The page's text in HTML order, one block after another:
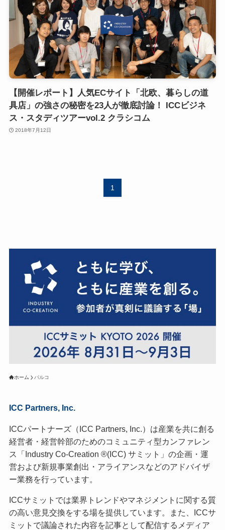
【開催レポート】人気ECサイト「北欧、暮らしの道
具店」の強さの秘密を23人が徹底討論！ ICCビジネ
ス・スタディツアーvol.2 クラシコム
2018年7月12日
1
ホーム パルコ
ICC Partners, Inc.
ICCパートナーズ（ICC Partners, Inc.）は産業を共に創る
経営者・経営幹部のためのコミュニティ型カンファレン
ス「Industry Co-Creation ®(ICC) サミット」の企画・運
営および新規事業創出・アライアンスなどのアドバイザ
ー業務を行っています。
ICCサミットでは業界トレンドやマネジメントに関する質
の高い意見交換をする場を提供しています。また、ICCサ
ミットで議論された内容を記事として配信するメディア